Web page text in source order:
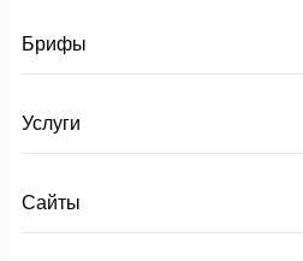
Брифы
Услуги
Сайты